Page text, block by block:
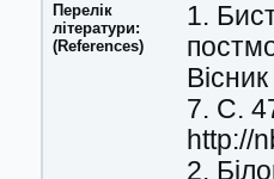
Перелік
літератури:
(References)
1.
7. С.
http://
2.